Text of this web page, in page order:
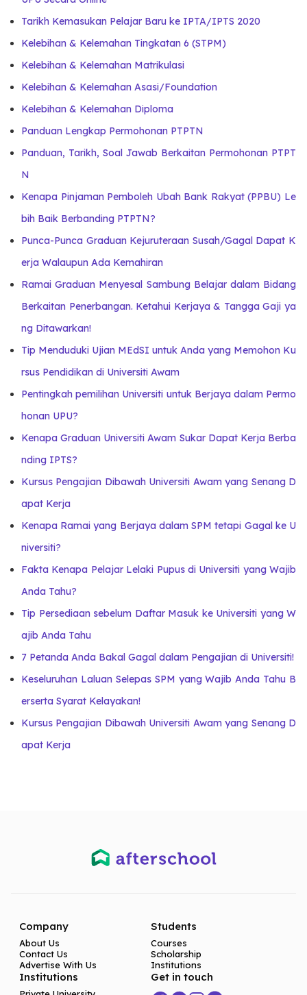
Tarikh Kemasukan Pelajar Baru ke IPTA/IPTS 2020
Kelebihan & Kelemahan Tingkatan 6 (STPM)
Kelebihan & Kelemahan Matrikulasi
Kelebihan & Kelemahan Asasi/Foundation
Kelebihan & Kelemahan Diploma
Panduan Lengkap Permohonan PTPTN
Panduan, Tarikh, Soal Jawab Berkaitan Permohonan PTPT
N
Kenapa Pinjaman Pemboleh Ubah Bank Rakyat (PPBU) Le
bih Baik Berbanding PTPTN?
Punca-Punca Graduan Kejuruteraan Susah/Gagal Dapat K
erja Walaupun Ada Kemahiran
Ramai Graduan Menyesal Sambung Belajar dalam Bidang
Berkaitan Penerbangan. Ketahui Kerjaya & Tangga Gaji ya
ng Ditawarkan!
Tip Menduduki Ujian MEdSI untuk Anda yang Memohon Ku
rsus Pendidikan di Universiti Awam
Pentingkah pemilihan Universiti untuk Berjaya dalam Permo
honan UPU?
Kenapa Graduan Universiti Awam Sukar Dapat Kerja Berba
nding IPTS?
Kursus Pengajian Dibawah Universiti Awam yang Senang D
apat Kerja
Kenapa Ramai yang Berjaya dalam SPM tetapi Gagal ke U
niversiti?
Fakta Kenapa Pelajar Lelaki Pupus di Universiti yang Wajib
Anda Tahu?
Tip Persediaan sebelum Daftar Masuk ke Universiti yang W
ajib Anda Tahu
7 Petanda Anda Bakal Gagal dalam Pengajian di Universiti!
Keseluruhan Laluan Selepas SPM yang Wajib Anda Tahu B
erserta Syarat Kelayakan!
Kursus Pengajian Dibawah Universiti Awam yang Senang D
apat Kerja
Company
About Us
Contact Us
Advertise With Us
Students
Courses
Scholarship
Institutions
Institutions Get in touch